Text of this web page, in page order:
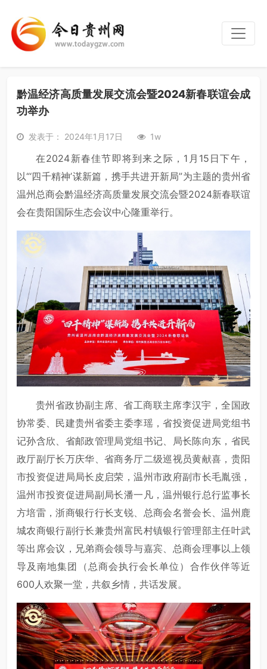
黔温经济高质量发展交流会暨2024新春联谊会成
功举办
发表于： 2024年1月17日 1w
在2024新春佳节即将到来之际，1月15日下午，
以“‘四千精神’谋新篇，携手共进开新局”为主题的贵州省
温州总商会黔温经济高质量发展交流会暨2024新春联谊
会在贵阳国际生态会议中心隆重举行。
贵州省政协副主席、省工商联主席李汉宇，全国政
协常委、民建贵州省委主委李瑶，省投资促进局党组书
记孙含欣、省邮政管理局党组书记、局长陈向东，省民
政厅副厅长万庆华、省商务厅二级巡视员黄献喜，贵阳
市投资促进局局长皮启荣，温州市政府副市长毛胤强，
温州市投资促进局副局长潘一凡，温州银行总行监事长
方培雷，浙商银行行长支锐、总商会名誉会长、温州鹿
城农商银行副行长兼贵州富民村镇银行管理部主任叶武
等出席会议，兄弟商会领导与嘉宾、总商会理事以上领
导及南地集团（总商会执行会长单位）合作伙伴等近
600人欢聚一堂，共叙乡情，共话发展。